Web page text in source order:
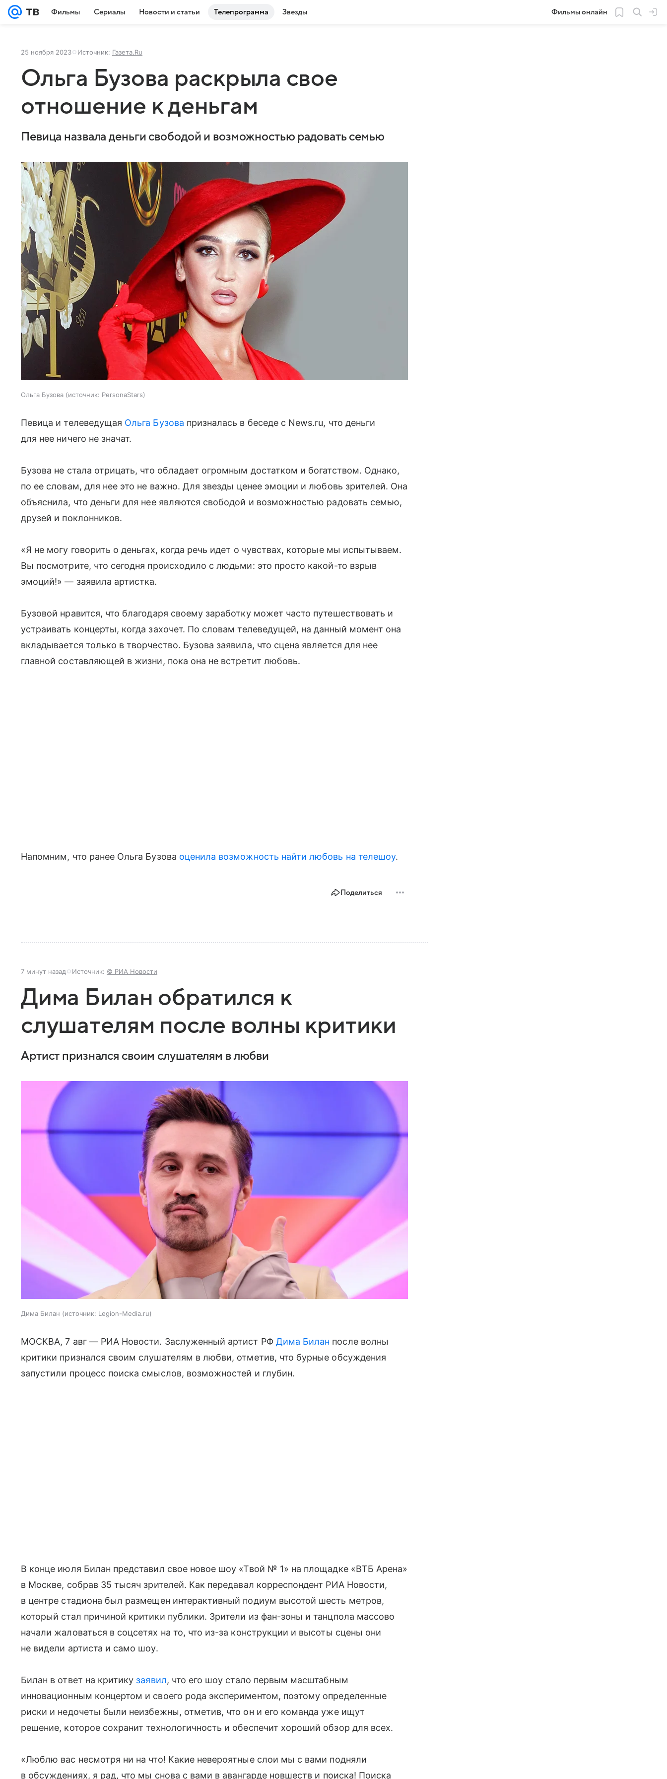
Фильмы Сериалы Новости и статьи Телепрограмма Звезды Фильмы онлайн
25 ноября 2023 Источник: Газета.Ru
Ольга Бузова раскрыла свое
отношение к деньгам
Певица назвала деньги свободой и возможностью радовать семью
Ольга Бузова источник: PersonaStars
Певица и телеведущая Ольга Бузова призналась в беседе с News.ru, что деньги
для нее ничего не значат.
Бузова не стала отрицать, что обладает огромным достатком и богатством. Однако,
по ее словам, для нее это не важно. Для звезды ценее эмоции и любовь зрителей. Она
объяснила, что деньги для нее являются свободой и возможностью радовать семью,
друзей и поклонников.
«Я не могу говорить о деньгах, когда речь идет о чувствах, которые мы испытываем.
Вы посмотрите, что сегодня происходило с людьми: это просто какой-то взрыв
эмоций!» — заявила артистка.
Бузовой нравится, что благодаря своему заработку может часто путешествовать и
устраивать концерты, когда захочет. По словам телеведущей, на данный момент она
вкладывается только в творчество. Бузова заявила, что сцена является для нее
главной составляющей в жизни, пока она не встретит любовь.
Напомним, что ранее Ольга Бузова оценила возможность найти любовь на телешоу.
Поделиться
7 минут назад Источник: © РИА Новости
Дима Билан обратился к
слушателям после волны критики
Артист признался своим слушателям в любви
Дима Билан источник: Legion-Media.ru
МОСКВА, 7 авг — РИА Новости. Заслуженный артист РФ Дима Билан после волны
критики признался своим слушателям в любви, отметив, что бурные обсуждения
запустили процесс поиска смыслов, возможностей и глубин.
В конце июля Билан представил свое новое шоу «Твой № 1» на площадке «ВТБ Арена»
в Москве, собрав 35 тысяч зрителей. Как передавал корреспондент РИА Новости,
в центре стадиона был размещен интерактивный подиум высотой шесть метров,
который стал причиной критики публики. Зрители из фан-зоны и танцпола массово
начали жаловаться в соцсетях на то, что из-за конструкции и высоты сцены они
не видели артиста и само шоу.
Билан в ответ на критику заявил, что его шоу стало первым масштабным
инновационным концертом и своего рода экспериментом, поэтому определенные
риски и недочеты были неизбежны, отметив, что он и его команда уже ищут
решение, которое сохранит технологичность и обеспечит хороший обзор для всех.
«Люблю вас несмотря ни на что! Какие невероятные слои мы с вами подняли
в обсуждениях, я рад, что мы снова с вами в авангарде новшеств и поиска! Поиска